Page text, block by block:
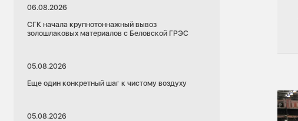
06.08.2026
СГК начала крупнотоннажный вывоз
золошлаковых материалов с Беловской ГРЭС
05.08.2026
Еще один конкретный шаг к чистому воздуху
05.08.2026